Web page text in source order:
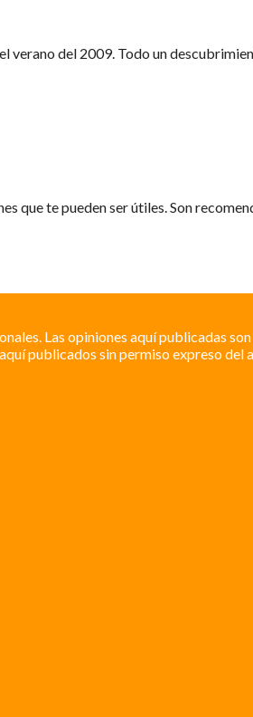
verano del 2009. Todo un
que te pueden ser útiles. Son
Las opiniones aquí publicadas
publicados sin permiso expreso del